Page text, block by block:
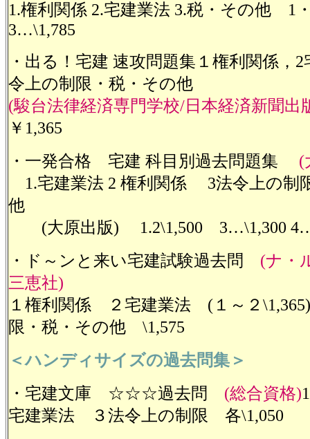
1.権利関係 2.宅建業法 3.税・その他 1
3…\1,785
・出る！宅建 速攻問題集１権利関係，
令上の制限・税・その他
(駿台法律経済専門学校/日本経済新聞
￥1,365
・一発合格 宅建 科目別過去問題集
(
1.宅建業法 2 権利関係 3法令上の
他
(大原出版) 1.2\1,500 3…\1,300
・ド～ンと来い宅建試験過去問
(ナ・
三恵社)
１権利関係
２宅建業法 (１～２
限・税・その他 \1,575
＜ハンディサイズの過去問集＞
・宅建文庫 ☆☆☆過去問 (総合資格)
宅建業法 ３法令上の制限 各\1,050